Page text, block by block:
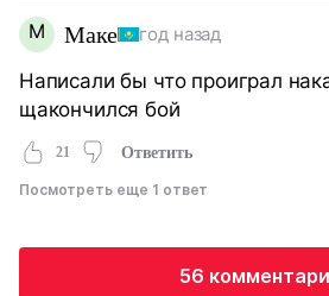
М Маке год назад
Написали бы что проиграл
щакончился бой
21 Ответить
Посмотреть еще 1 ответ
56